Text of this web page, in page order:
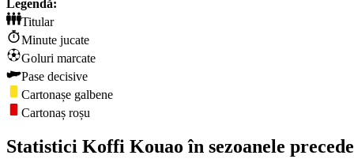
Legendă:
Titular
Minute jucate
Goluri marcate
Pase decisive
Cartonașe galbene
Cartonaș roșu
Statistici Koffi Kouao în sezoanele